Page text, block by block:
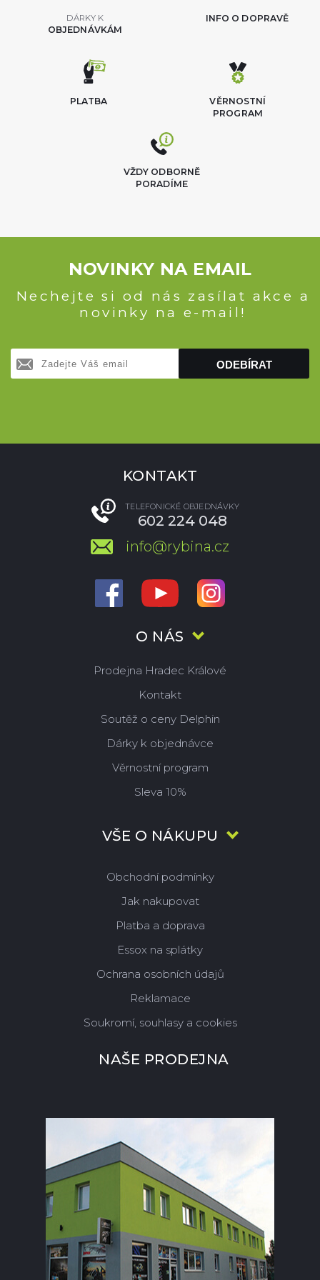
DÁRKY K
OBJEDNÁVKÁM
INFO O DOPRAVĚ
VĚRNOSTNÍ
PROGRAM
PLATBA
VŽDY ODBORNĚ
PORADÍME
NOVINKY NA EMAIL
Nechejte si od nás zasílat akce a
novinky na e-mail!
ODEBÍRAT
O NÁS
Prodejna Hradec Králové
Kontakt
Soutěž o ceny Delphin
Dárky k objednávce
Věrnostní program
Sleva 10%
VŠE O NÁKUPU
Obchodní podmínky
Jak nakupovat
Platba a doprava
Essox na splátky
Ochrana osobních údajů
Reklamace
Soukromí, souhlasy a cookies
KONTAKT
TELEFONICKÉ OBJEDNÁVKY
602 224 048
info@rybina.cz
NAŠE PRODEJNA